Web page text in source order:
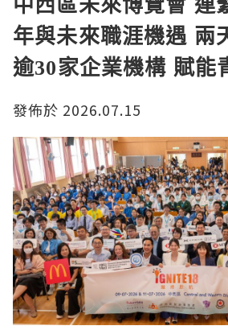
年與未來職涯機遇 兩
逾30家企業機構 賦能
發佈於 2026.07.15